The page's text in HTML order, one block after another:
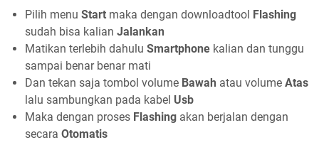
Pilih menu Start maka dengan downloadtool Flashing
sudah bisa kalian Jalankan
Matikan terlebih dahulu Smartphone kalian dan tunggu
sampai benar benar mati
Dan tekan saja tombol volume Bawah atau volume Atas
lalu sambungkan pada kabel Usb
Maka dengan proses Flashing akan berjalan dengan
secara Otomatis